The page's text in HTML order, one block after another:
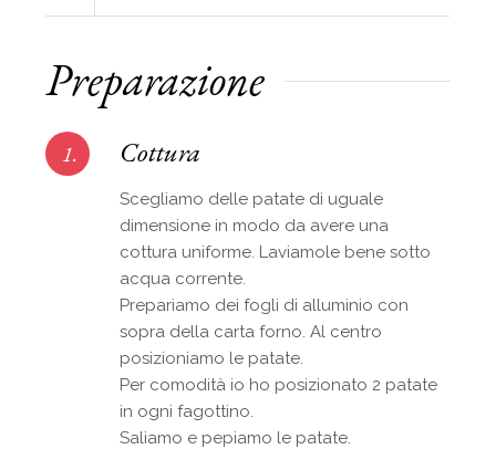
Preparazione
1. Cottura
Scegliamo delle patate di uguale
dimensione in modo da avere una
cottura uniforme. Laviamole bene sotto
acqua corrente.
Prepariamo dei fogli di alluminio con
sopra della carta forno. Al centro
posizioniamo le patate.
Per comodità io ho posizionato 2 patate
in ogni fagottino.
Saliamo e pepiamo le patate.